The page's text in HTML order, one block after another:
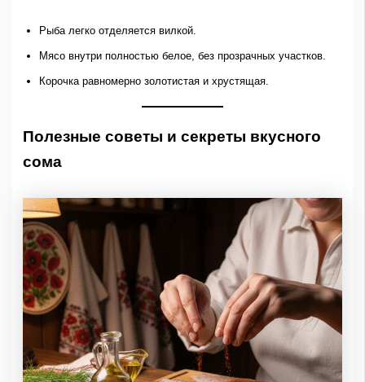
Рыба легко отделяется вилкой.
Мясо внутри полностью белое, без прозрачных участков.
Корочка равномерно золотистая и хрустящая.
Полезные советы и секреты вкусного
сома